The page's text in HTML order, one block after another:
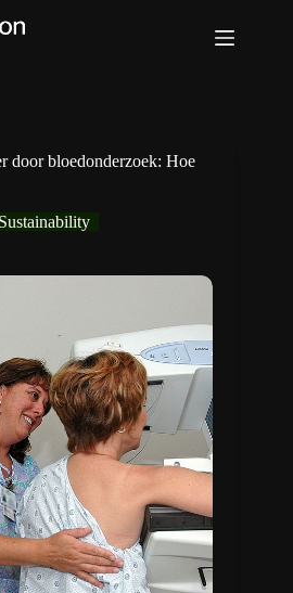
door bloedonderzoek: Hoe
Sustainability